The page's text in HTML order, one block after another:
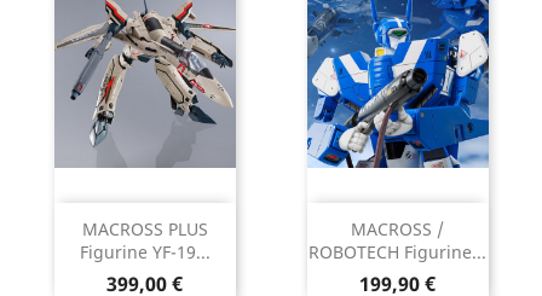
MACROSS PLUS
Figurine YF-19...
Prix
399,00 €
MACROSS /
ROBOTECH Figurine...
Prix
199,90 €